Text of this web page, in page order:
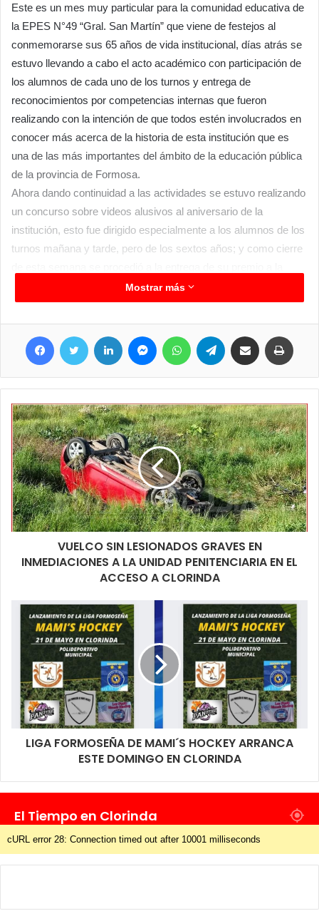
Este es un mes muy particular para la comunidad educativa de
la EPES N°49 “Gral. San Martín” que viene de festejos al
conmemorarse sus 65 años de vida institucional, días atrás se
estuvo llevando a cabo el acto académico con participación de
los alumnos de cada uno de los turnos y entrega de
reconocimientos por competencias internas que fueron
realizando con la intención de que todos estén involucrados en
conocer más acerca de la historia de esta institución que es
una de las más importantes del ámbito de la educación pública
de la provincia de Formosa.
Ahora dando continuidad a las actividades se estuvo realizando
un concurso sobre videos alusivos al aniversario de la
institución, esto fue dirigido especialmente a los alumnos de los
turnos mañana y tarde, pero de los sextos años; y como cierre
división ganadora que se trató del 6° 2° del turno mañana. De
esta manera las autoridades educativas de la citada institución
suman su granito de arena para que los alumnos participen y
sean parte de esta historia de la querida EPES N° 49 de
Clorinda.
Mostrar más
Facebook Twitter LinkedIn MessengerWhatsApp Telegram Compartir por correo electrónico
VUELCO SIN LESIONADOS GRAVES EN
INMEDIACIONES A LA UNIDAD PENITENCIARIA EN EL
ACCESO A CLORINDA
LIGA FORMOSEÑA DE MAMI´S HOCKEY ARRANCA
ESTE DOMINGO EN CLORINDA
El Tiempo en Clorinda
cURL error 28: Connection timed out after 10001 milliseconds